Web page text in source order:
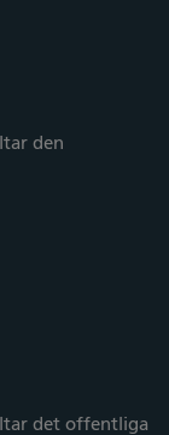
den
det offentliga